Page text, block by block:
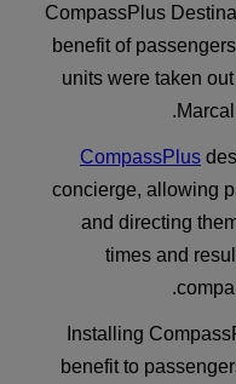
CompassPlus
benefit of
units were taken
CompassPlus
concierge,
and directing
times and
Installing
benefit to